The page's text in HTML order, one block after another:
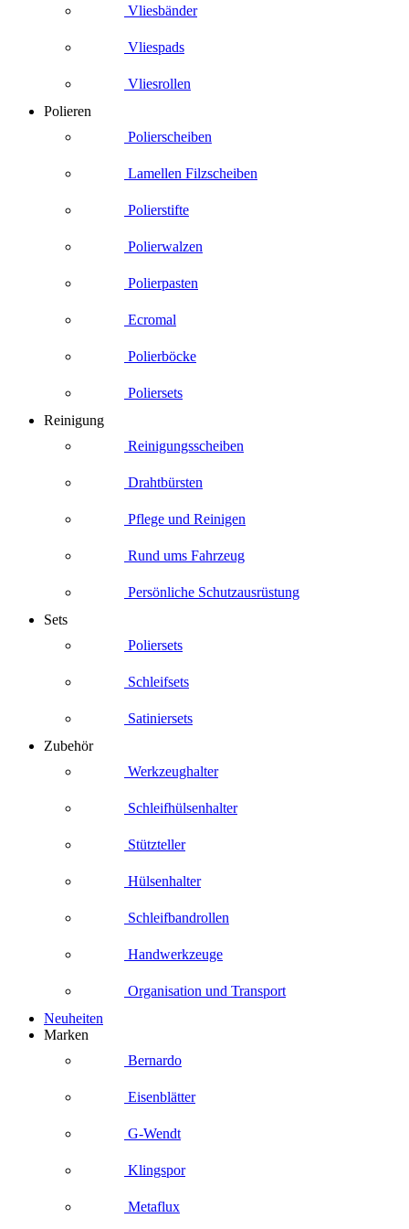
Vliesbänder
Vliespads
Vliesrollen
Polieren
Polierscheiben
Lamellen Filzscheiben
Polierstifte
Polierwalzen
Polierpasten
Ecromal
Polierböcke
Poliersets
Reinigung
Reinigungsscheiben
Drahtbürsten
Pflege und Reinigen
Rund ums Fahrzeug
Persönliche Schutzausrüstung
Sets
Poliersets
Schleifsets
Satiniersets
Zubehör
Werkzeughalter
Schleifhülsenhalter
Stützteller
Hülsenhalter
Schleifbandrollen
Handwerkzeuge
Organisation und Transport
Neuheiten
Marken
Bernardo
Eisenblätter
G-Wendt
Klingspor
Metaflux